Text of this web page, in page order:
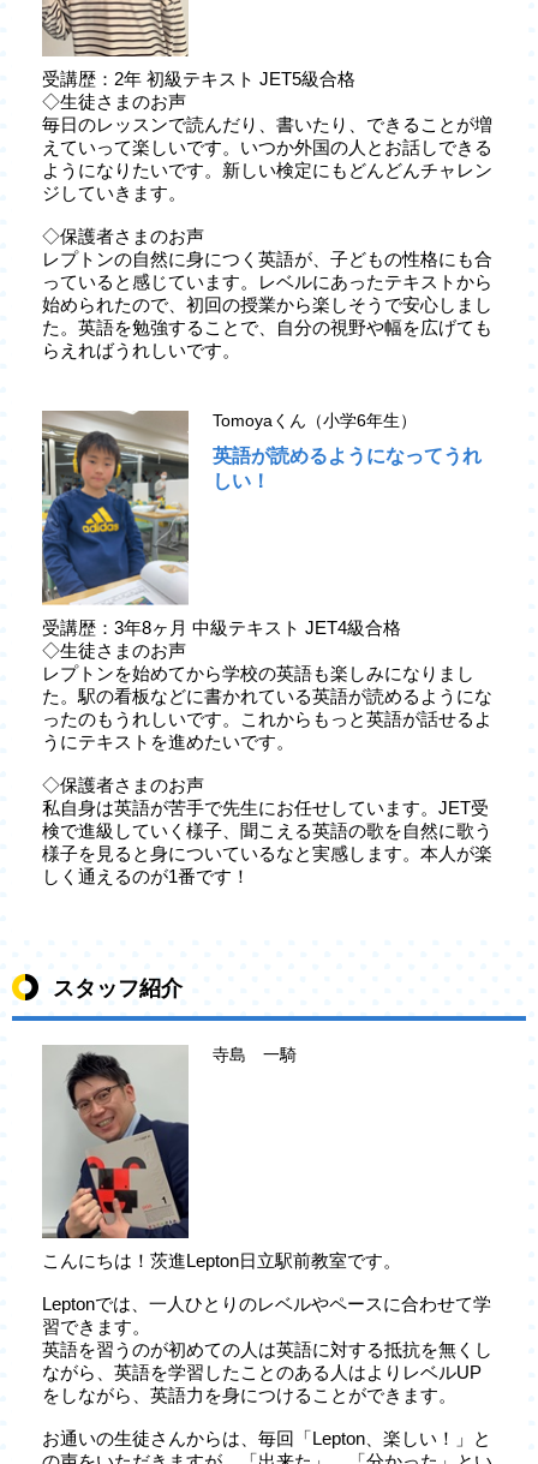
受講歴：2年 初級テキスト JET5級合格
◇生徒さまのお声
毎日のレッスンで読んだり、書いたり、できることが増
えていって楽しいです。いつか外国の人とお話しできる
ようになりたいです。新しい検定にもどんどんチャレン
ジしていきます。
◇保護者さまのお声
レプトンの自然に身につく英語が、子どもの性格にも合
っていると感じています。レベルにあったテキストから
始められたので、初回の授業から楽しそうで安心しまし
た。英語を勉強することで、自分の視野や幅を広げても
らえればうれしいです。
Tomoyaくん（小学6年生）
英語が読めるようになってうれ
しい！
受講歴：3年8ヶ月 中級テキスト JET4級合格
◇生徒さまのお声
レプトンを始めてから学校の英語も楽しみになりまし
た。駅の看板などに書かれている英語が読めるようにな
ったのもうれしいです。これからもっと英語が話せるよ
うにテキストを進めたいです。
◇保護者さまのお声
私自身は英語が苦手で先生にお任せしています。JET受
検で進級していく様子、聞こえる英語の歌を自然に歌う
様子を見ると身についているなと実感します。本人が楽
しく通えるのが1番です！
スタッフ紹介
寺島 一騎
こんにちは！茨進Lepton日立駅前教室です。
Leptonでは、一人ひとりのレベルやペースに合わせて学
習できます。
英語を習うのが初めての人は英語に対する抵抗を無くし
ながら、英語を学習したことのある人はよりレベルUP
をしながら、英語力を身につけることができます。
お通いの生徒さんからは、毎回「Lepton、楽しい！」と